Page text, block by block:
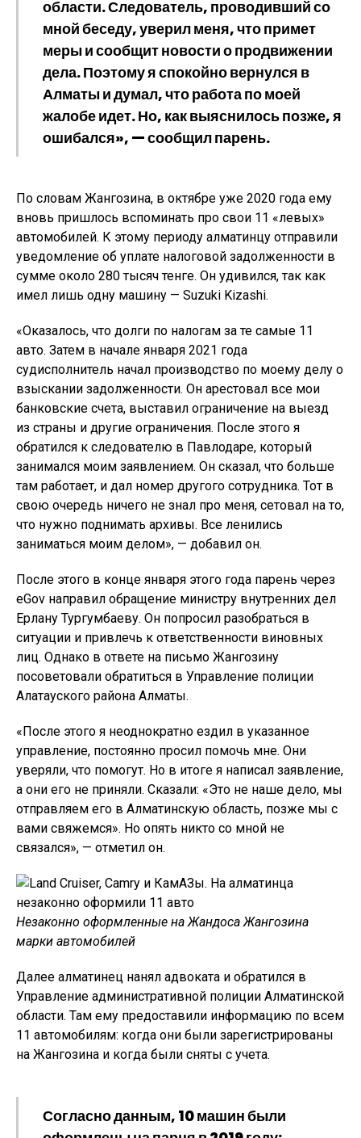
области. Следователь, проводивший со
мной беседу, уверил меня, что примет
меры и сообщит новости о продвижении
дела. Поэтому я спокойно вернулся в
Алматы и думал, что работа по моей
жалобе идет. Но, как выяснилось позже, я
ошибался», — сообщил парень.
По словам Жангозина, в октябре уже 2020 года ему
вновь пришлось вспоминать про свои 11 «левых»
автомобилей. К этому периоду алматинцу отправили
уведомление об уплате налоговой задолженности в
сумме около 280 тысяч тенге. Он удивился, так как
имел лишь одну машину — Suzuki Kizashi.
«Оказалось, что долги по налогам за те самые 11
авто. Затем в начале января 2021 года
судисполнитель начал производство по моему делу о
взыскании задолженности. Он арестовал все мои
банковские счета, выставил ограничение на выезд
из страны и другие ограничения. После этого я
обратился к следователю в Павлодаре, который
занимался моим заявлением. Он сказал, что больше
там работает, и дал номер другого сотрудника. Тот в
свою очередь ничего не знал про меня, сетовал на то,
что нужно поднимать архивы. Все ленились
заниматься моим делом», — добавил он.
После этого в конце января этого года парень через
eGov направил обращение министру внутренних дел
Ерлану Тургумбаеву. Он попросил разобраться в
ситуации и привлечь к ответственности виновных
лиц. Однако в ответе на письмо Жангозину
посоветовали обратиться в Управление полиции
Алатауского района Алматы.
«После этого я неоднократно ездил в указанное
управление, постоянно просил помочь мне. Они
уверяли, что помогут. Но в итоге я написал заявление,
а они его не приняли. Сказали: «Это не наше дело, мы
отправляем его в Алматинскую область, позже мы с
вами свяжемся». Но опять никто со мной не
связался», — отметил он.
Незаконно оформленные на Жандоса Жангозина
марки автомобилей
Далее алматинец нанял адвоката и обратился в
Управление административной полиции Алматинской
области. Там ему предоставили информацию по всем
11 автомобилям: когда они были зарегистрированы
на Жангозина и когда были сняты с учета.
Согласно данным, 10 машин были